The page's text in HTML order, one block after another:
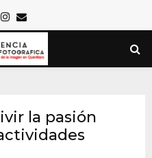
Instagram
Email
la pasión